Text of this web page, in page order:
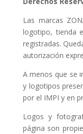
Las marcas
logotipo, tienda
registradas.
autorización
A menos que se
y logotipos
por el IMPI y en
Logos y
página son